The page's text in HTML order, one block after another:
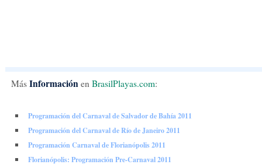
Más Informaciónen BrasilPlayas.com:
Programación del Carnaval de Salvador de Bahía 2011
Programación del Carnaval de Río de Janeiro 2011
Programación Carnaval de Florianópolis 2011
Florianópolis: Programación Pre-Carnaval 2011